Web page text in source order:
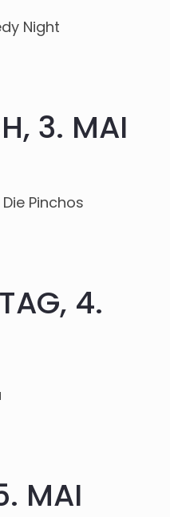
Night
3. MAI
Die Pinchos
4.
MAI